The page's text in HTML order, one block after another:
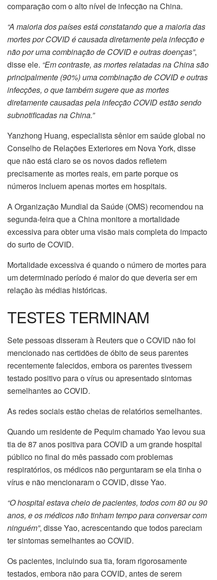
comparação com o alto nível de infecção na China.
“A maioria dos países está constatando que a maioria das
mortes por COVID é causada diretamente pela infecção e
não por uma combinação de COVID e outras doenças”,
disse ele. “Em contraste, as mortes relatadas na China são
principalmente (90%) uma combinação de COVID e outras
infecções, o que também sugere que as mortes
diretamente causadas pela infecção COVID estão sendo
subnotificadas na China.”
Yanzhong Huang, especialista sênior em saúde global no
Conselho de Relações Exteriores em Nova York, disse
que não está claro se os novos dados refletem
precisamente as mortes reais, em parte porque os
números incluem apenas mortes em hospitais.
A Organização Mundial da Saúde (OMS) recomendou na
segunda-feira que a China monitore a mortalidade
excessiva para obter uma visão mais completa do impacto
do surto de COVID.
Mortalidade excessiva é quando o número de mortes para
um determinado período é maior do que deveria ser em
relação às médias históricas.
TESTES TERMINAM
Sete pessoas disseram à Reuters que o COVID não foi
mencionado nas certidões de óbito de seus parentes
recentemente falecidos, embora os parentes tivessem
testado positivo para o vírus ou apresentado sintomas
semelhantes ao COVID.
As redes sociais estão cheias de relatórios semelhantes.
Quando um residente de Pequim chamado Yao levou sua
tia de 87 anos positiva para COVID a um grande hospital
público no final do mês passado com problemas
respiratórios, os médicos não perguntaram se ela tinha o
vírus e não mencionaram o COVID, disse Yao.
“O hospital estava cheio de pacientes, todos com 80 ou 90
anos, e os médicos não tinham tempo para conversar com
ninguém”, disse Yao, acrescentando que todos pareciam
ter sintomas semelhantes ao COVID.
Os pacientes, incluindo sua tia, foram rigorosamente
testados, embora não para COVID, antes de serem